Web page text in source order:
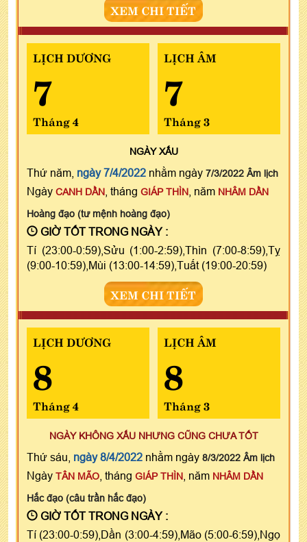
XEM CHI TIẾT
LỊCH DƯƠNG
7
Tháng 4
LỊCH ÂM
7
Tháng 3
NGÀYXẤU
Thứ năm, ngày 7/4/2022 nhằm ngày 7/3/2022 Âm lịch
Ngày CANH DẦN , tháng GIÁP THÌN , năm NHÂM DẦN
Hoàng đạo (tư mệnh hoàng đạo)
GIỜ TỐT TRONG NGÀY :
Tí (23:00-0:59),Sửu (1:00-2:59),Thìn (7:00-8:59),Tỵ
(9:00-10:59),Mùi (13:00-14:59),Tuất (19:00-20:59)
XEM CHI TIẾT
LỊCH DƯƠNG
8
Tháng 4
LỊCH ÂM
8
Tháng 3
NGÀY KHÔNG XẤU NHƯNG CŨNG CHƯA TỐT
Thứ sáu, ngày 8/4/2022 nhằm ngày 8/3/2022 Âm lịch
Ngày TÂN MÃO , tháng GIÁP THÌN , năm NHÂM DẦN
Hắc đạo (câu trần hắc đạo)
GIỜ TỐT TRONG NGÀY :
Tí (23:00-0:59),Dần (3:00-4:59),Mão (5:00-6:59),Ngọ